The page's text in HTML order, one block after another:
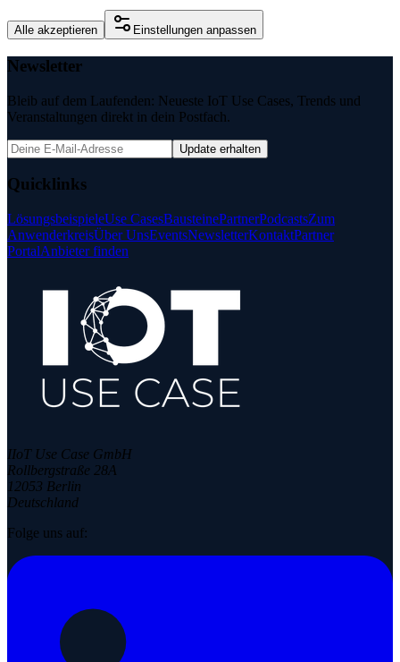
Alle akzeptieren Einstellungen anpassen
Newsletter
Bleib auf dem Laufenden: Neueste IoT Use Cases, Trends und
Veranstaltungen direkt in dein Postfach.
Update erhalten
Quicklinks
LösungsbeispieleUse CasesBausteinePartnerPodcastsZum
AnwenderkreisÜber UnsEventsNewsletterKontaktPartner
PortalAnbieter finden
IIoT Use Case GmbH
Rollbergstraße 28A
12053 Berlin
Deutschland
Folge uns auf: